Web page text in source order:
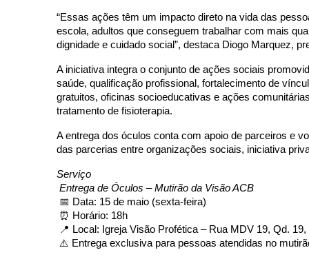
“Essas ações têm um impacto direto na vida das
escola, adultos que conseguem trabalhar com mais
dignidade e cuidado social”, destaca Diogo Marquez,
A iniciativa integra o conjunto de ações sociais
saúde, qualificação profissional, fortalecimento de
gratuitos, oficinas socioeducativas e ações
tratamento de fisioterapia.
A entrega dos óculos conta com apoio de parceiros e
das parcerias entre organizações sociais, iniciativa
Serviço
Entrega de Óculos – Mutirão da Visão ACB
📅 Data: 15 de maio (sexta-feira)
⏰ Horário: 18h
📍 Local: Igreja Visão Profética – Rua MDV 19, Qd.
⚠️ Entrega exclusiva para pessoas atendidas no